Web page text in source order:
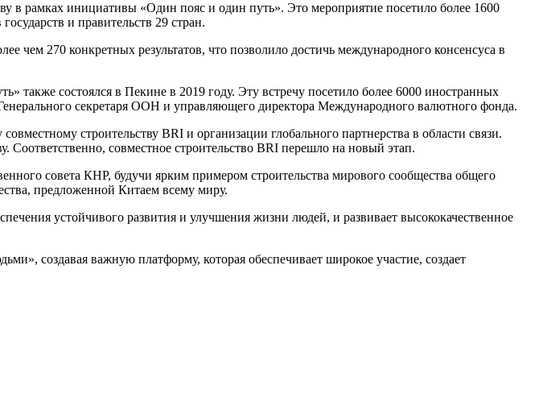
рамках инициативы «Один пояс и один путь». Это мероприятие посетило более 1600
и правительств 29 стран.
270 конкретных результатов, что позволило достичь международного консенсуса в
состоялся в Пекине в 2019 году. Эту встречу посетило более 6000 иностранных
секретаря ООН и управляющего директора Международного валютного фонда.
строительству BRI и организации глобального партнерства в области связи.
Соответственно, совместное строительство BRI перешло на новый этап.
совета КНР, будучи ярким примером строительства мирового сообщества общего
предложенной Китаем всему миру.
устойчивого развития и улучшения жизни людей, и развивает высококачественное
создавая важную платформу, которая обеспечивает широкое участие, создает